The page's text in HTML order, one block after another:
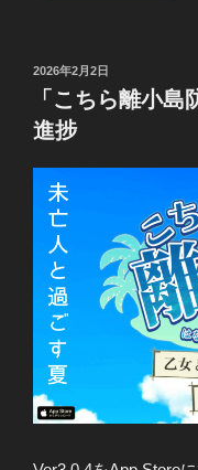
投
2026年2月2日
「こちら離小
進捗